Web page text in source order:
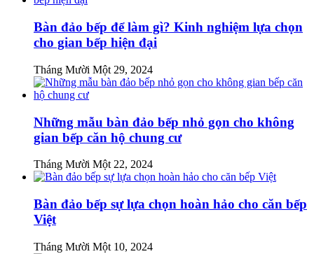
Bàn đảo bếp để làm gì? Kinh nghiệm lựa chọn
cho gian bếp hiện đại
Tháng Mười Một 29, 2024
Những mẫu bàn đảo bếp nhỏ gọn cho không
gian bếp căn hộ chung cư
Tháng Mười Một 22, 2024
Bàn đảo bếp sự lựa chọn hoàn hảo cho căn bếp
Việt
Tháng Mười Một 10, 2024